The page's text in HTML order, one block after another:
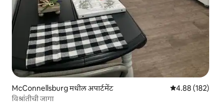
McConnellsburg मधील अपार्टमेंट 5 पैकी 4.88
4.88 (182)
विश्रांतीची जागा